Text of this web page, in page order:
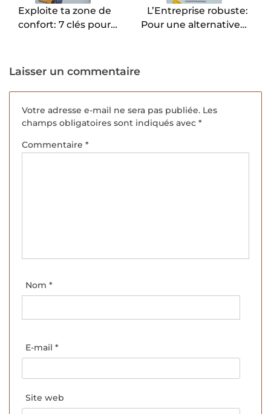
Exploite ta zone de
confort: 7 clés pour
dépasser tes limites,
L’Entreprise robuste:
Pour une alternative à
Laisser un commentaire
Votre adresse e-mail ne sera pas publiée. Les
champs obligatoires sont indiqués avec *
Commentaire *
Nom *
E-mail *
Site web